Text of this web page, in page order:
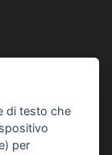
Bologna e Asp,
Istituzione
sociale e
è realizzato
di testo che
per